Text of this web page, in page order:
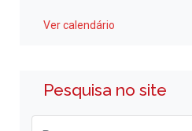
Ver calendário
Pesquisa no site